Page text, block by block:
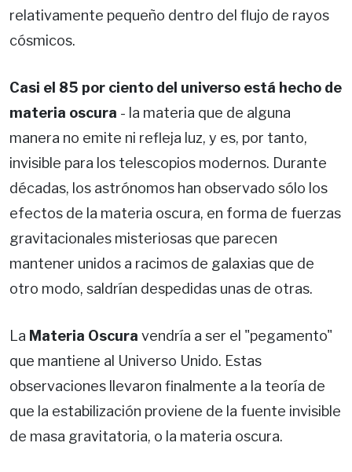
relativamente pequeño dentro del flujo de rayos
cósmicos.
Casi el 85 por ciento del universo está hecho de
materia oscura - la materia que de alguna
manera no emite ni refleja luz, y es, por tanto,
invisible para los telescopios modernos. Durante
décadas, los astrónomos han observado sólo los
efectos de la materia oscura, en forma de fuerzas
gravitacionales misteriosas que parecen
mantener unidos a racimos de galaxias que de
otro modo, saldrían despedidas unas de otras.
La Materia Oscura vendría a ser el "pegamento"
que mantiene al Universo Unido. Estas
observaciones llevaron finalmente a la teoría de
que la estabilización proviene de la fuente invisible
de masa gravitatoria, o la materia oscura.